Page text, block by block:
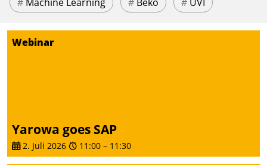
Webinar
Yarowa goes SAP
2. Juli 2026 11:00 – 11:30